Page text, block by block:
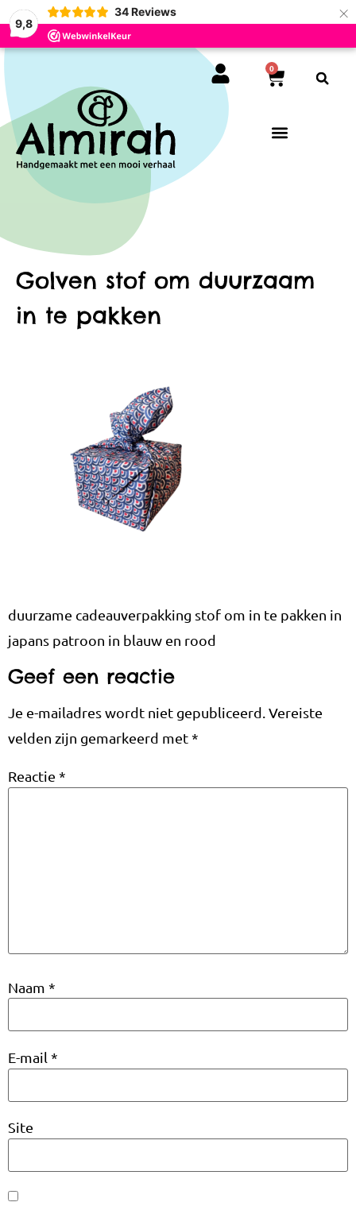
9,8
34 Reviews ×
0
Golven stof om duurzaam
in te pakken
duurzame cadeauverpakking stof om in te pakken in
japans patroon in blauw en rood
Geef een reactie
Je e-mailadres wordt niet gepubliceerd. Vereiste
velden zijn gemarkeerd met*
Reactie *
Naam *
E-mail *
Site